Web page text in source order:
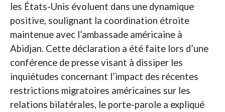
les États-Unis évoluent dans une dynamique
positive, soulignant la coordination étroite
maintenue avec l’ambassade américaine à
Abidjan. Cette déclaration a été faite lors d’une
conférence de presse visant à dissiper les
inquiétudes concernant l’impact des récentes
restrictions migratoires américaines sur les
relations bilatérales, le porte-parole a expliqué